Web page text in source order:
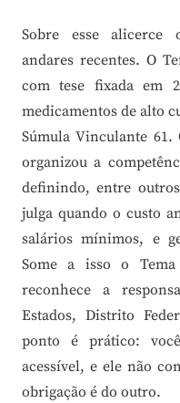
Sobre esse alicerce
andares recentes. O
com tese fixada em
medicamentos de alto
Súmula Vinculante 61.
organizou a
definindo, entre
julga quando o custo
salários mínimos, e
Some a isso o Tema
reconhece a
Estados, Distrito
ponto é prático:
acessível, e ele não
obrigação é do outro.